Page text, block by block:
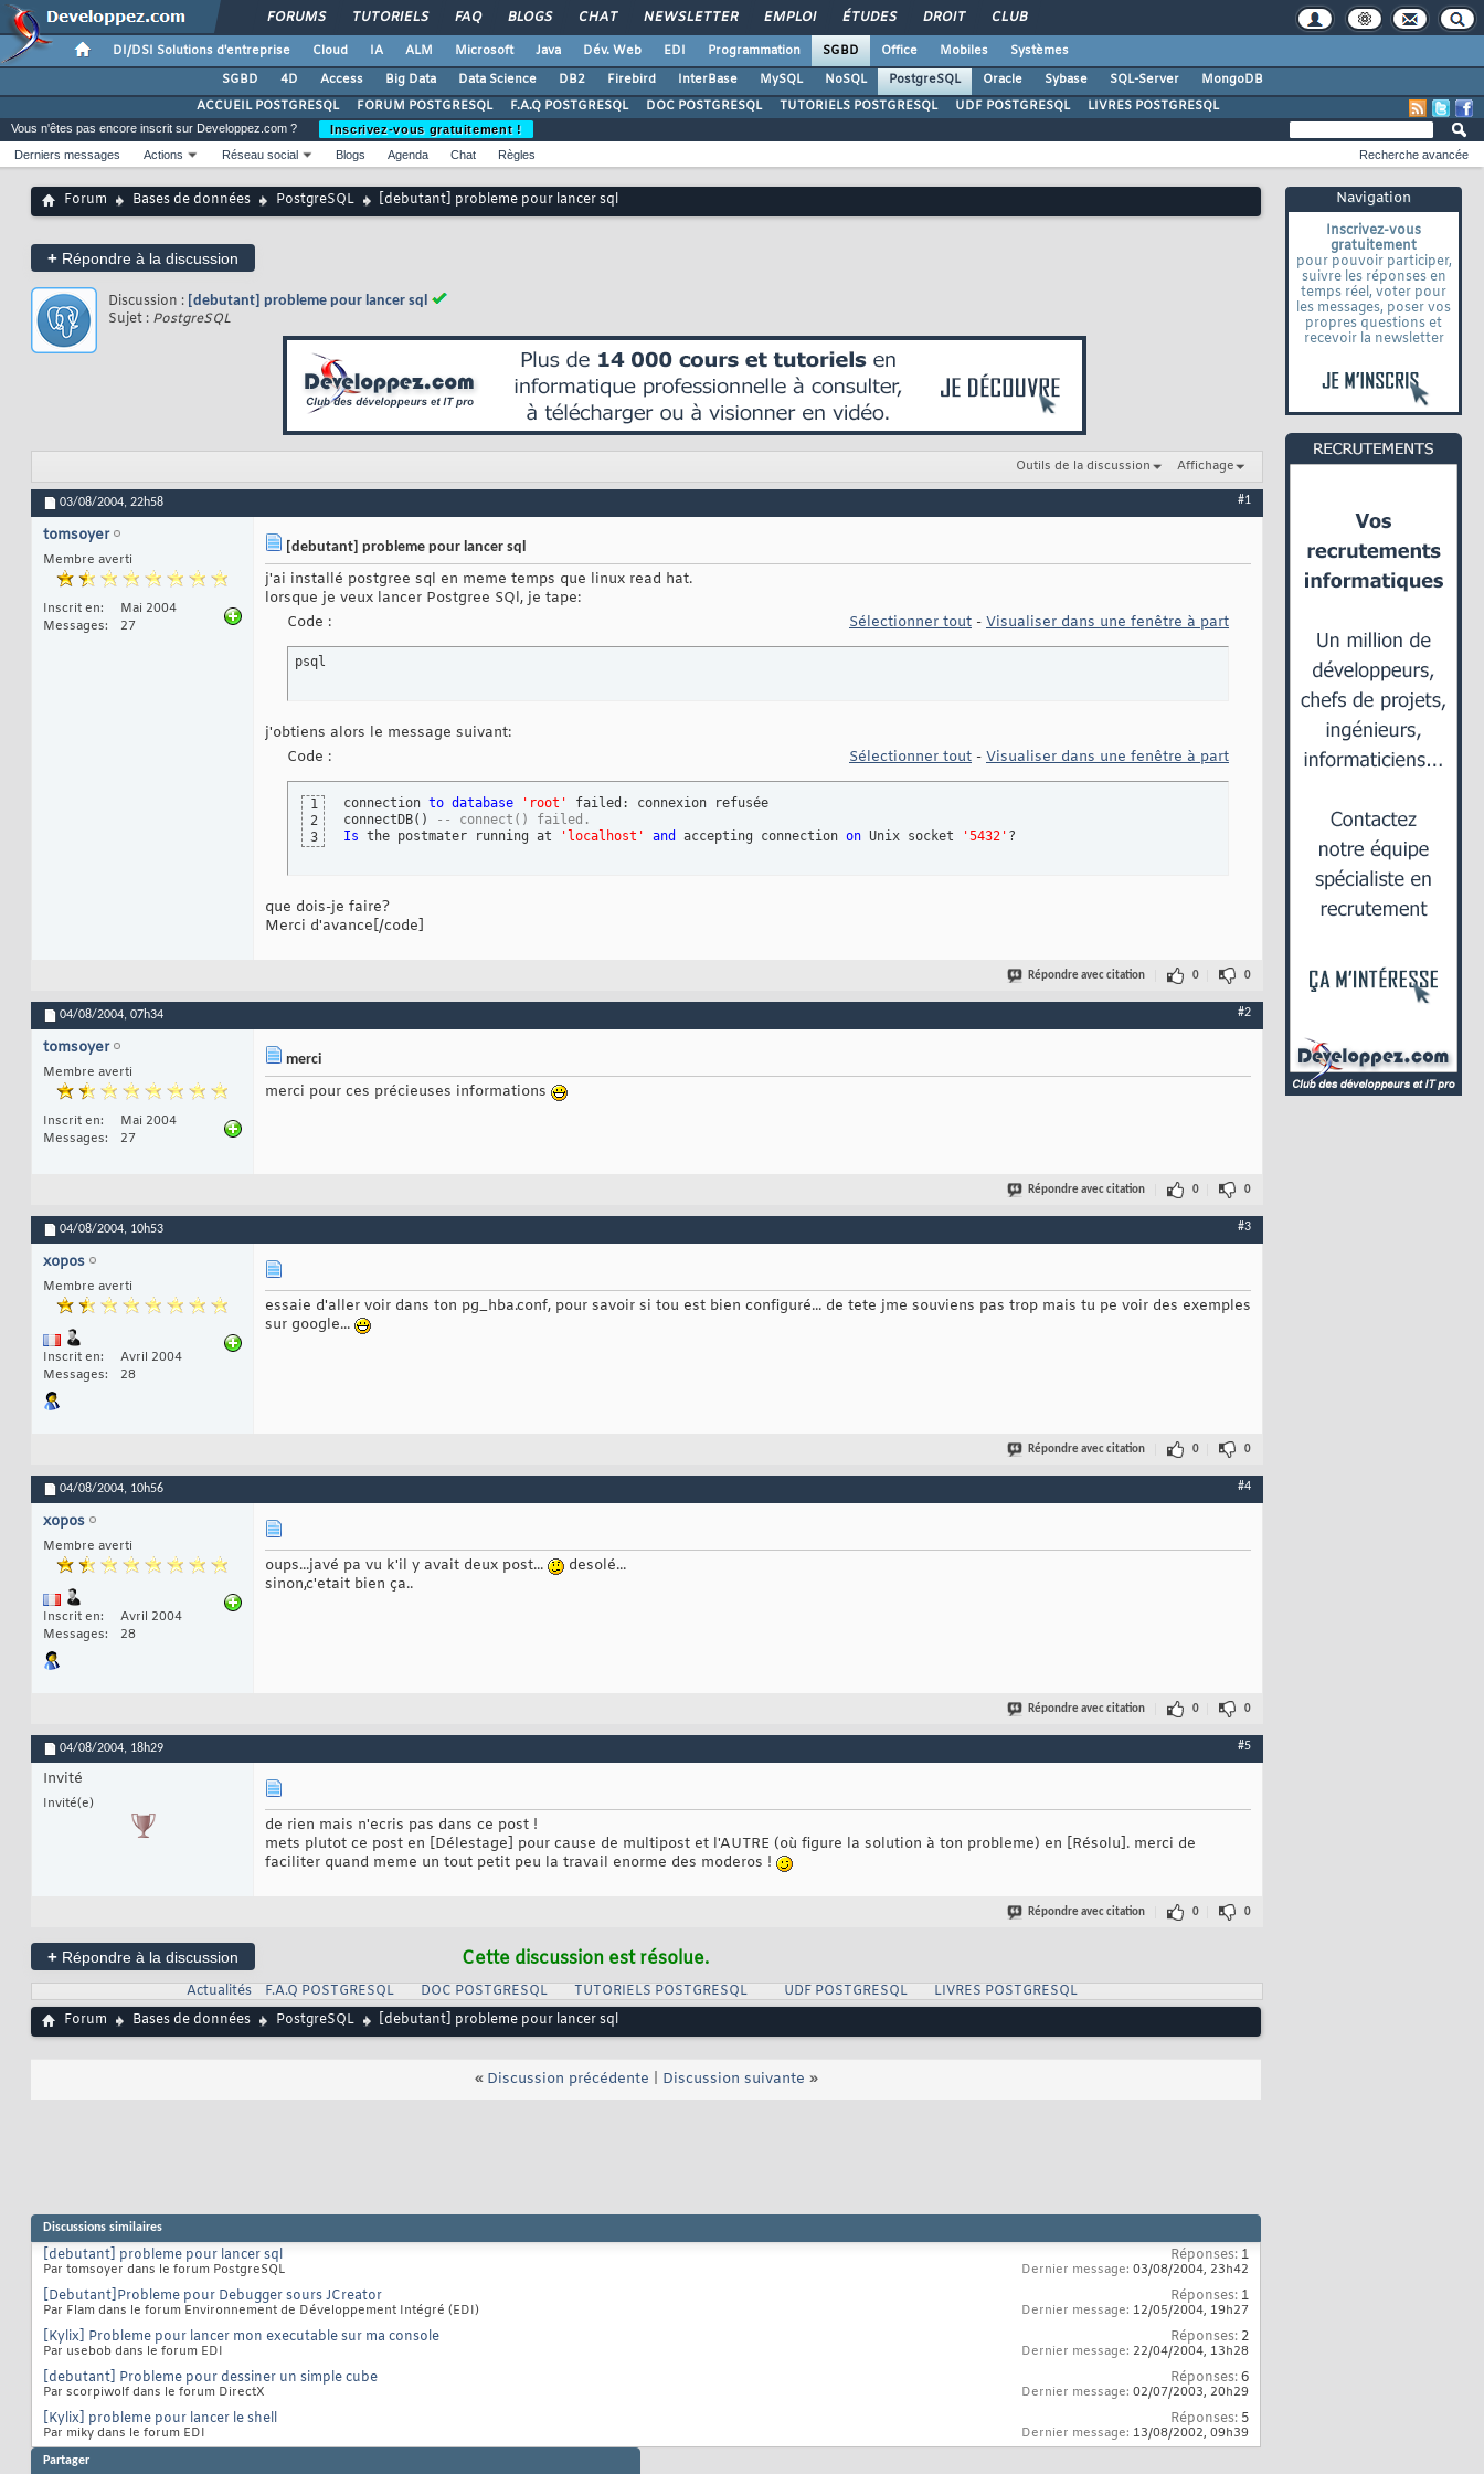
FORUMS TUTORIELS FAQ BLOGS CHAT NEWSLETTER EMPLOI ÉTUDES DROIT CLUB
DI/DSI Solutions d'entreprise Cloud IA ALM Microsoft Java Dév. Web EDI Programmation SGBD Office Mobiles
Systèmes
SGBD
4D Access Big Data Data Science DB2 Firebird InterBase MySQL NoSQL PostgreSQL Oracle Sybase SQL-Server
MongoDB
ACCUEIL POSTGRESQL
FORUM POSTGRESQL F.A.Q POSTGRESQL DOC POSTGRESQL TUTORIELS POSTGRESQL UDF POSTGRESQL LIVRES POSTGRESQL
Navigation
Inscrivez-vous
gratuitement
pour pouvoir participer,
suivre les réponses en
temps réel, voter pour
les messages, poser vos
propres questions et
recevoir la newsletter
Vous n'êtes pas encore inscrit sur Developpez.com ?
Inscrivez-vous gratuitement !
Derniers messages
Actions Réseau social Blogs Agenda Chat Règles Recherche avancée
Forum Bases de données PostgreSQL [debutant] probleme pour lancer sql
+ Répondre à la discussion
Discussion : [debutant] probleme pour lancer sql
Sujet : PostgreSQL
Outils de la discussion Affichage
03/08/2004, 22h58 #1
tomsoyer
Membre averti
Inscrit en
Mai 2004
Messages
27
[debutant] probleme pour lancer sql
j'ai installé postgree sql en meme temps que linux read hat.
lorsque je veux lancer Postgree SQl, je tape:
Code :
Sélectionner tout - Visualiser dans une fenêtre à part
psql
j'obtiens alors le message suivant:
Code :
Sélectionner tout - Visualiser dans une fenêtre à part
1
2
3
connection to database 'root'
failed: connexion refusée
connectDB( )
-- connect() failed.
Is the postmater running at 'localhost' and accepting connection on Unix socket '5432' ?
que dois-je faire?
Merci d'avance[/code]
Répondre avec citation 0 0
04/08/2004, 07h34 #2
tomsoyer
Membre averti
Inscrit en
Mai 2004
Messages
27
merci
merci pour ces précieuses informations
Répondre avec citation 0 0
04/08/2004, 10h53 #3
xopos
Membre averti
Inscrit en
Avril 2004
Messages
28
essaie d'aller voir dans ton pg_hba.conf, pour savoir si tou est bien configuré... de tete jme souviens pas trop mais tu pe voir des exemples
sur google...
Répondre avec citation 0 0
04/08/2004, 10h56 #4
xopos
Membre averti
Inscrit en
Avril 2004
Messages
28
oups...javé pa vu k'il y avait deux post...
desolé...
sinon,c'etait bien ça..
Répondre avec citation 0 0
04/08/2004, 18h29 #5
Invité
Invité(e)
de rien mais n'ecris pas dans ce post !
mets plutot ce post en [Délestage] pour cause de multipost et l'AUTRE (où figure la solution à ton probleme) en [Résolu]. merci de
faciliter quand meme un tout petit peu la travail enorme des moderos !
Répondre avec citation 0 0
+ Répondre à la discussion Cette discussion est résolue.
Actualités F.A.Q POSTGRESQL DOC POSTGRESQL TUTORIELS POSTGRESQL UDF POSTGRESQL
LIVRES POSTGRESQL
Forum
Bases de données PostgreSQL [debutant] probleme pour lancer sql
« Discussion précédente Discussion suivante »
Discussions similaires
[debutant] probleme pour lancer sql
Par tomsoyer dans le forum PostgreSQL
Réponses: 1
Dernier message: 03/08/2004, 23h42
[Debutant]Probleme pour Debugger sours JCreator
Par Flam dans le forum Environnement de Développement Intégré (EDI)
Réponses: 1
Dernier message: 12/05/2004, 19h27
[Kylix] Probleme pour lancer mon executable sur ma console
Par usebob dans le forum EDI
Réponses: 2
Dernier message: 22/04/2004, 13h28
[debutant] Probleme pour dessiner un simple cube
Par scorpiwolf dans le forum DirectX
Réponses:6
Dernier message: 02/07/2003, 20h29
[Kylix] probleme pour lancer le shell
Par miky dans le forum EDI
Réponses: 5
Dernier message: 13/08/2002, 09h39
Partager